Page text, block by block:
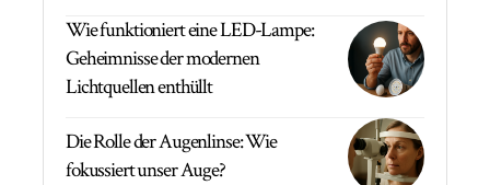
Wie funktioniert eine LED-Lampe:
Geheimnisse der modernen
Lichtquellen enthüllt
Die Rolle der Augenlinse: Wie
fokussiert unser Auge?